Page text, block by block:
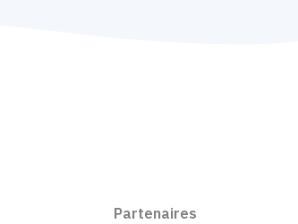
Partenaires